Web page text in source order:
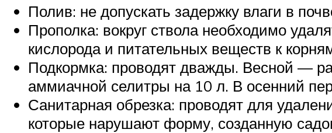
Полив: не допускать задержку влаги в
Прополка: вокруг ствола необходимо
кислорода и питательных веществ к
Подкормка: проводят дважды. Весной —
аммиачной селитры на 10 л. В осенний
Санитарная обрезка: проводят для
которые нарушают форму, созданную